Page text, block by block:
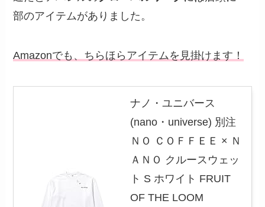
部のアイテムがありました。
Amazonでも、ちらほらアイテムを見掛けます！
ナノ・ユニバース
(nano・universe) 別注
ＮＯ ＣＯＦＦＥＥ × Ｎ
ＡＮＯ クルースウェッ
ト S ホワイト FRUIT
OF THE LOOM